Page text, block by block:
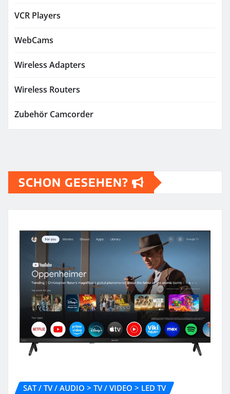
VCR Players
WebCams
Wireless Adapters
Wireless Routers
Zubehör Camcorder
SCHON GESEHEN?
SAT / TV / AUDIO > TV / VIDEO > LED TV